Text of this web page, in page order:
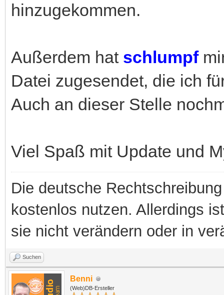
hinzugekommen.
Außerdem hat schlumpf
Datei zugesendet, die ich
Auch an dieser Stelle
Viel Spaß mit Update und
Die deutsche
kostenlos nutzen. Allerdings
sie nicht verändern oder in
Suchen
Benni
(Web)DB-Ersteller